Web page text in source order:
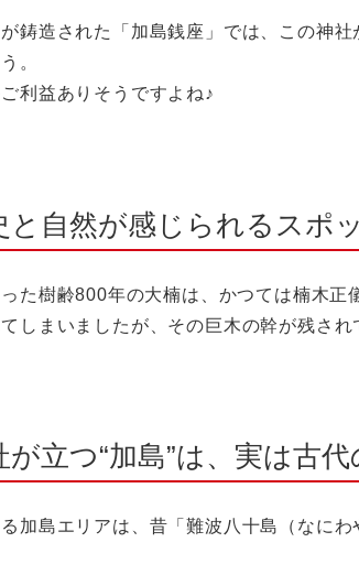
鋳造された「加島銭座」では、この神
。
利益ありそうですよね♪
と自然が感じられるスポ
た樹齢800年の大楠は、かつては楠木正
しまいましたが、その巨木の幹が残され
が立つ“加島”は、実は古代
加島エリアは、昔「難波八十島（なに